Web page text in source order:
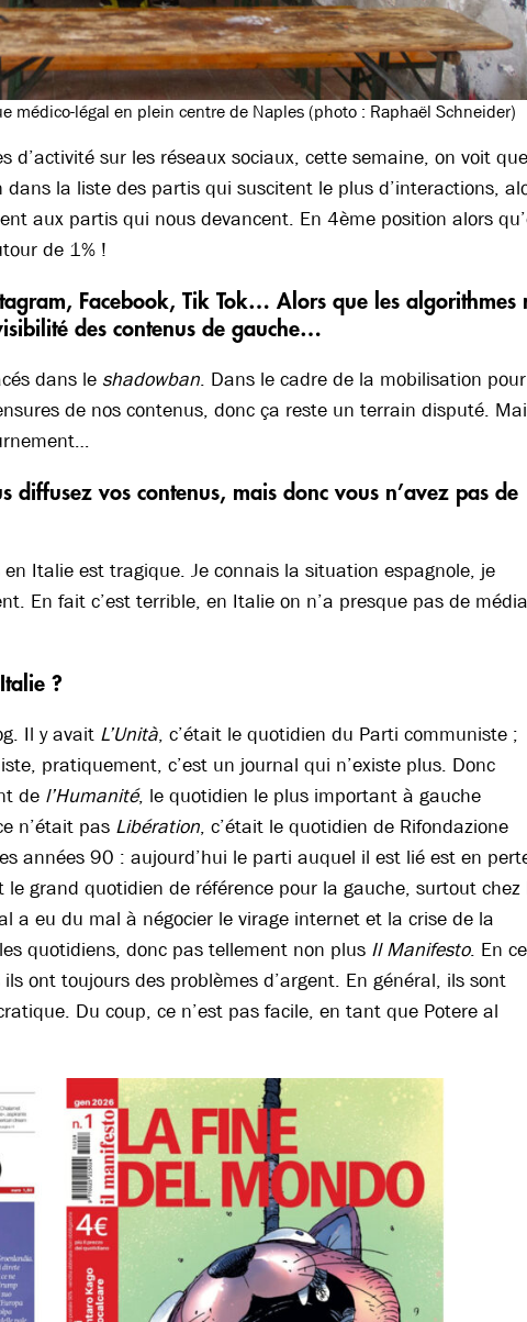
médico-légal en plein centre de Naples (photo : Raphaël Schneider)
d’activité sur les réseaux sociaux, cette semaine, on voit que
la liste des partis qui suscitent le plus d’interactions,
aux partis qui nous devancent. En 4ème position alors
de 1% !
Facebook, Tik Tok… Alors que les algorithmes
des contenus de gauche…
dans le shadowban. Dans le cadre de la mobilisation
de nos contenus, donc ça reste un terrain disputé.
diffusez vos contenus, mais donc vous n’avez pas de
Italie est tragique. Je connais la situation espagnole, je
En fait c’est terrible, en Italie on n’a presque pas de
?
Il y avait L’Unità, c’était le quotidien du Parti communiste ;
pratiquement, c’est un journal qui n’existe plus. Donc
de l’Humanité, le quotidien le plus important à gauche
n’était pas Libération, c’était le quotidien de Rifondazione
années 90 : aujourd’hui le parti auquel il est lié est en
le grand quotidien de référence pour la gauche, surtout chez
a eu du mal à négocier le virage internet et la crise de la
quotidiens, donc pas tellement non plus Il Manifesto. En ce
ont toujours des problèmes d’argent. En général, ils sont
Du coup, ce n’est pas facile, en tant que Potere al